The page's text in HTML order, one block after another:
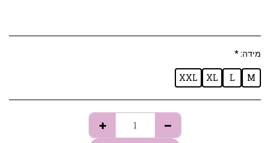
מידה:*
M
L
XL
XXL